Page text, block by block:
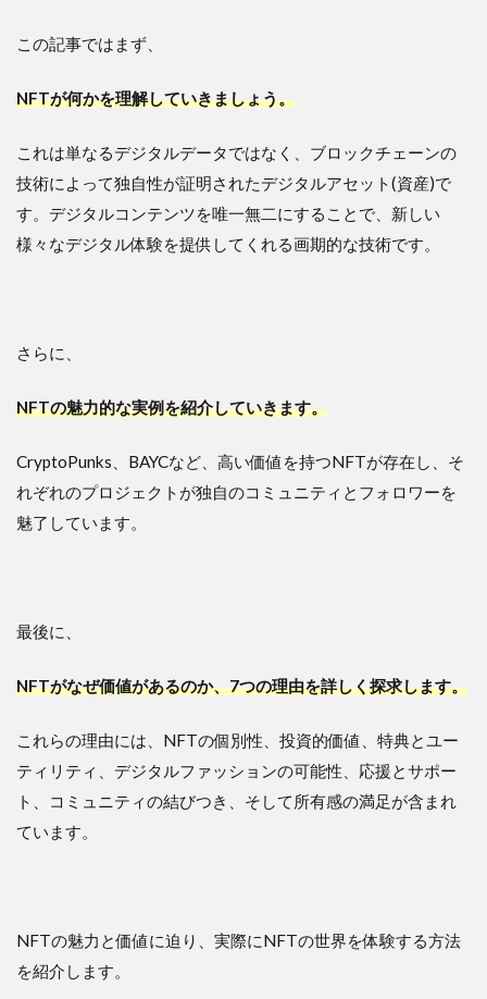
この記事ではまず、
NFTが何かを理解していきましょう。
これは単なるデジタルデータではなく、ブロックチェーンの
技術によって独自性が証明されたデジタルアセット(資産)で
す。デジタルコンテンツを唯一無二にすることで、新しい
様々なデジタル体験を提供してくれる画期的な技術です。
さらに、
NFTの魅力的な実例を紹介していきます。
CryptoPunks、BAYCなど、高い価値を持つNFTが存在し、そ
れぞれのプロジェクトが独自のコミュニティとフォロワーを
魅了しています。
最後に、
NFTがなぜ価値があるのか、7つの理由を詳しく探求します。
これらの理由には、NFTの個別性、投資的価値、特典とユー
ティリティ、デジタルファッションの可能性、応援とサポー
ト、コミュニティの結びつき、そして所有感の満足が含まれ
ています。
NFTの魅力と価値に迫り、実際にNFTの世界を体験する方法
を紹介します。